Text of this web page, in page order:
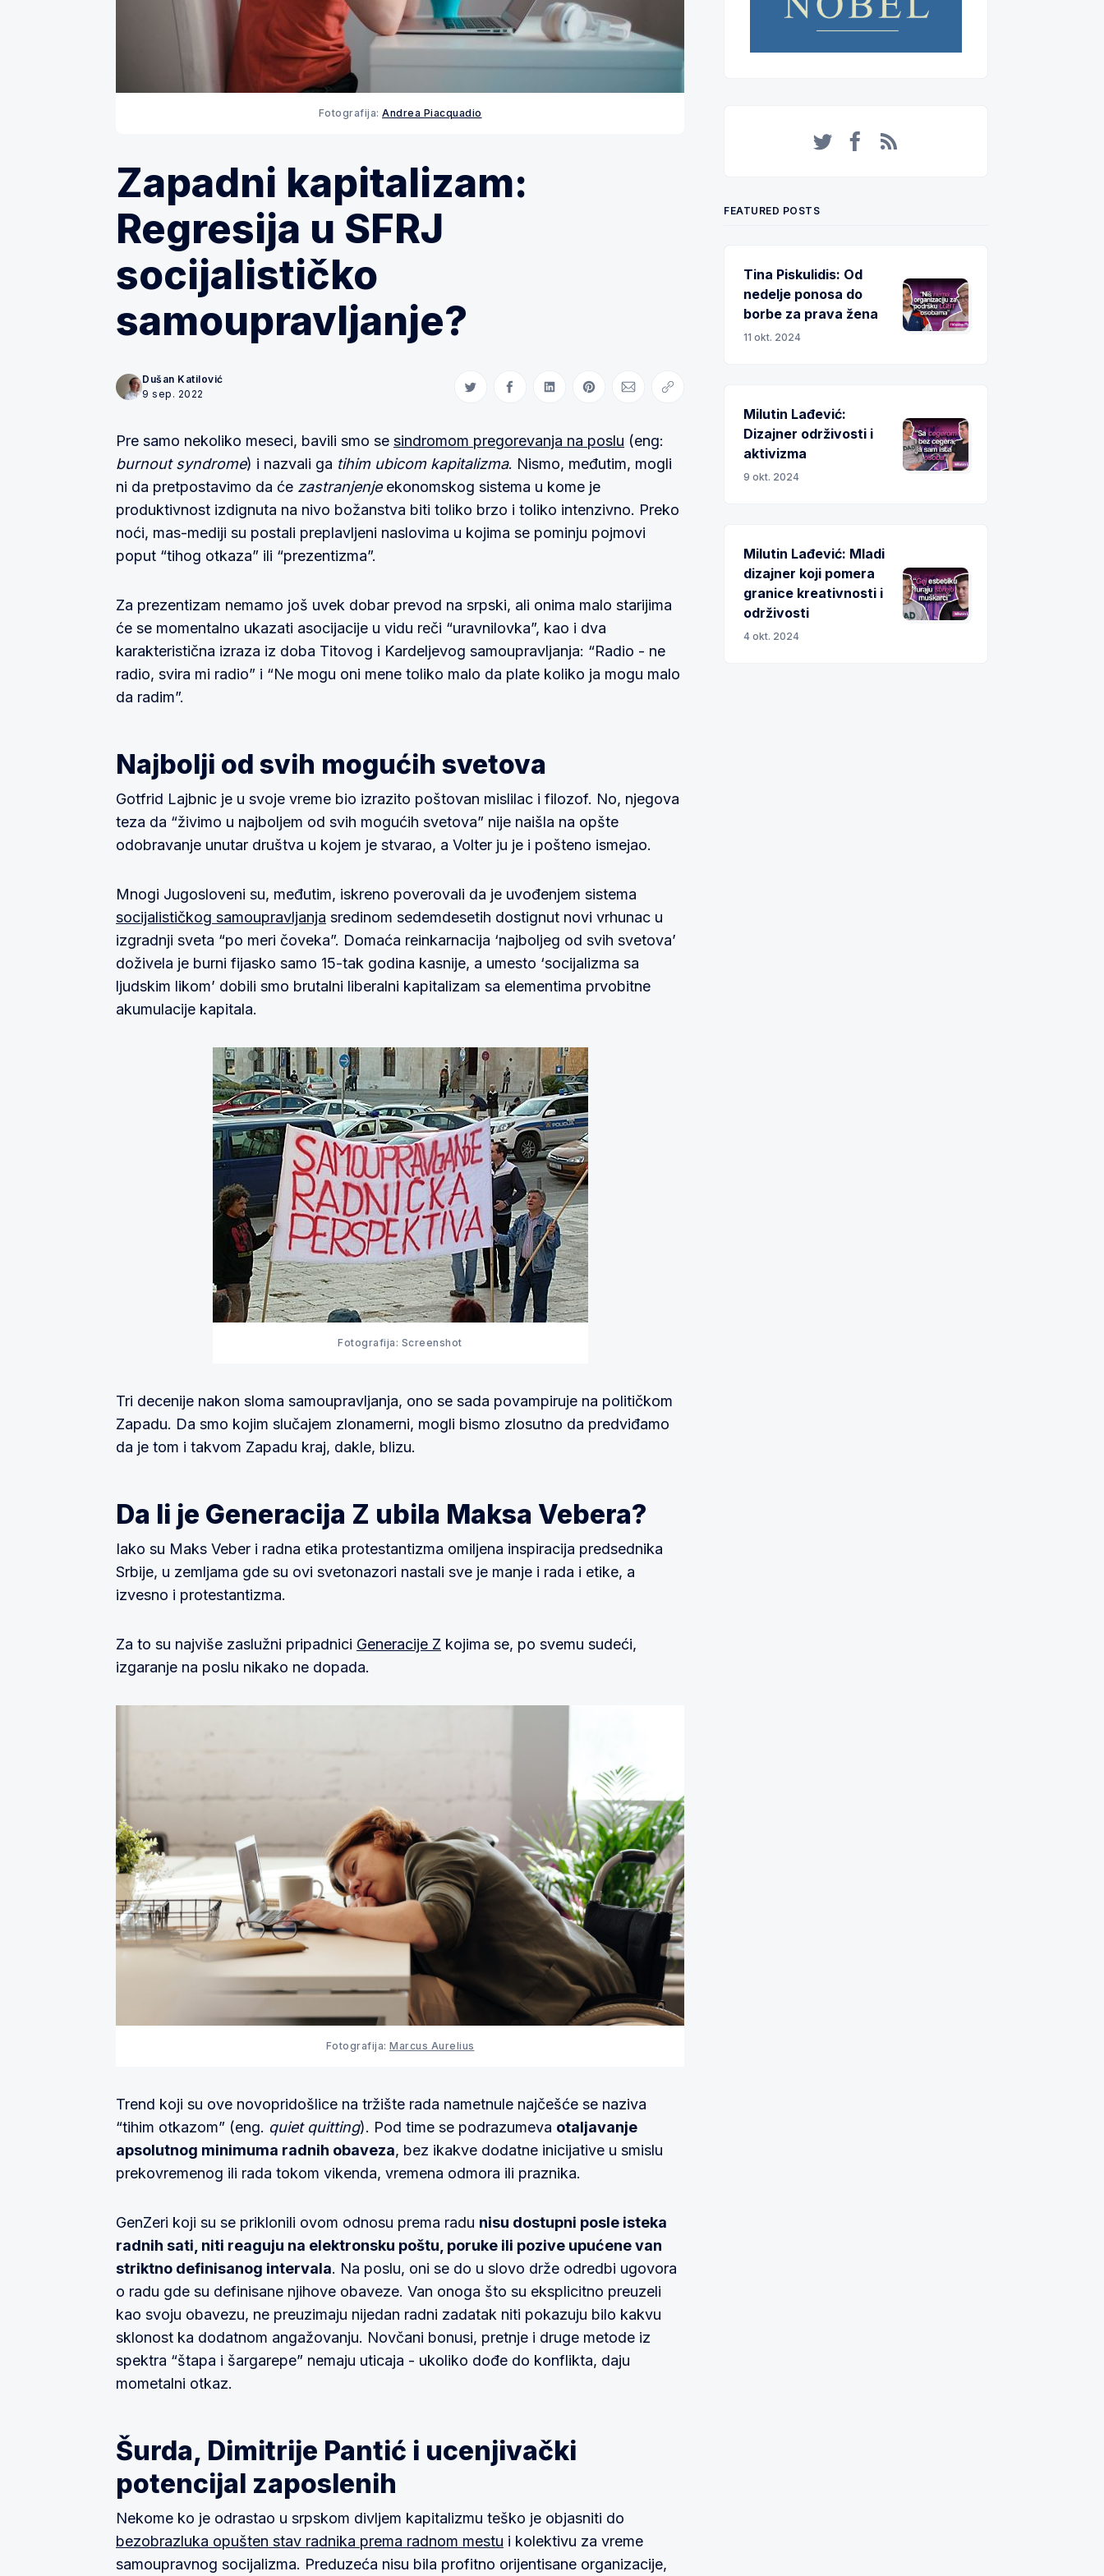
Fotografija: Andrea Piacquadio
Zapadni kapitalizam:
Regresija u SFRJ
socijalističko
samoupravljanje?
Dušan Katilović
9 sep. 2022
Share on Twitter
Share on Facebook
Share on LinkedIn
Share on Pinterest
Share via Email
Copy link
Pre samo nekoliko meseci, bavili smo se sindromom pregorevanja na poslu (eng:
burnout syndrome) i nazvali ga tihim ubicom kapitalizma. Nismo, međutim, mogli
ni da pretpostavimo da će zastranjenjeekonomskog sistema u kome je
produktivnost izdignuta na nivo božanstva biti toliko brzo i toliko intenzivno. Preko
noći, mas-mediji su postali preplavljeni naslovima u kojima se pominju pojmovi
poput “tihog otkaza” ili “prezentizma”.
Za prezentizam nemamo još uvek dobar prevod na srpski, ali onima malo starijima
će se momentalno ukazati asocijacije u vidu reči “uravnilovka”, kao i dva
karakteristična izraza iz doba Titovog i Kardeljevog samoupravljanja: “Radio - ne
radio, svira mi radio” i “Ne mogu oni mene toliko malo da plate koliko ja mogu malo
da radim”.
Najbolji od svih mogućih svetova
Gotfrid Lajbnic je u svoje vreme bio izrazito poštovan mislilac i filozof. No, njegova
teza da “živimo u najboljem od svih mogućih svetova” nije naišla na opšte
odobravanje unutar društva u kojem je stvarao, a Volter ju je i pošteno ismejao.
Mnogi Jugosloveni su, međutim, iskreno poverovali da je uvođenjem sistema
socijalističkog samoupravljanja sredinom sedemdesetih dostignut novi vrhunac u
izgradnji sveta “po meri čoveka”. Domaća reinkarnacija ‘najboljeg od svih svetova’
doživela je burni fijasko samo 15-tak godina kasnije, a umesto ‘socijalizma sa
ljudskim likom’ dobili smo brutalni liberalni kapitalizam sa elementima prvobitne
akumulacije kapitala.
Fotografija: Screenshot
Tri decenije nakon sloma samoupravljanja, ono se sada povampiruje na političkom
Zapadu. Da smo kojim slučajem zlonamerni, mogli bismo zlosutno da predviđamo
da je tom i takvom Zapadu kraj, dakle, blizu.
Da li je Generacija Z ubila Maksa Vebera?
Iako su Maks Veber i radna etika protestantizma omiljena inspiracija predsednika
Srbije, u zemljama gde su ovi svetonazori nastali sve je manje i rada i etike, a
izvesno i protestantizma.
Za to su najviše zaslužni pripadnici Generacije Z kojima se, po svemu sudeći,
izgaranje na poslu nikako ne dopada.
Fotografija: Marcus Aurelius
Trend koji su ove novopridošlice na tržište rada nametnule najčešće se naziva
“tihim otkazom” (eng. quiet quitting). Pod time se podrazumeva otaljavanje
apsolutnog minimuma radnih obaveza, bez ikakve dodatne inicijative u smislu
prekovremenog ili rada tokom vikenda, vremena odmora ili praznika.
GenZeri koji su se priklonili ovom odnosu prema radu nisu dostupni posle isteka
radnih sati, niti reaguju na elektronsku poštu, poruke ili pozive upućene van
striktno definisanog intervala. Na poslu, oni se do u slovo drže odredbi ugovora
o radu gde su definisane njihove obaveze. Van onoga što su eksplicitno preuzeli
kao svoju obavezu, ne preuzimaju nijedan radni zadatak niti pokazuju bilo kakvu
sklonost ka dodatnom angažovanju. Novčani bonusi, pretnje i druge metode iz
spektra “štapa i šargarepe” nemaju uticaja - ukoliko dođe do konflikta, daju
mometalni otkaz.
Šurda, Dimitrije Pantić i ucenjivački
potencijal zaposlenih
Nekome ko je odrastao u srpskom divljem kapitalizmu teško je objasniti do
bezobrazluka opušten stav radnika prema radnom mestu i kolektivu za vreme
samoupravnog socijalizma. Preduzeća nisu bila profitno orijentisane organizacije,
FEATURED POSTS
Tina Piskulidis: Od
nedelje ponosa do
borbe za prava žena
11 okt. 2024
Milutin Lađević:
Dizajner održivosti i
aktivizma
9 okt. 2024
Milutin Lađević: Mladi
dizajner koji pomera
granice kreativnosti i
održivosti
4 okt. 2024